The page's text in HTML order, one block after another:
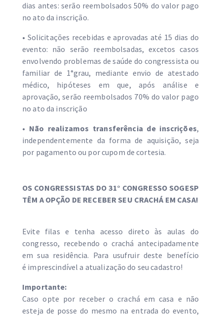
dias antes: serão reembolsados 50% do valor pago
no ato da inscrição.
• Solicitações recebidas e aprovadas até 15 dias do
evento: não serão reembolsadas, excetos casos
envolvendo problemas de saúde do congressista ou
familiar de 1°grau, mediante envio de atestado
médico, hipóteses em que, após análise e
aprovação, serão reembolsados 70% do valor pago
no ato da inscrição
• Não realizamos transferência de inscrições,
independentemente da forma de aquisição, seja
por pagamento ou por cupom de cortesia.
OS CONGRESSISTAS DO 31° CONGRESSO SOGESP
TÊM A OPÇÃO DE RECEBER SEU CRACHÁ EM CASA!
Evite filas e tenha acesso direto às aulas do
congresso, recebendo o crachá antecipadamente
em sua residência. Para usufruir deste benefício
é imprescindível a atualização do seu cadastro!
Importante:
Caso opte por receber o crachá em casa e não
esteja de posse do mesmo na entrada do evento,